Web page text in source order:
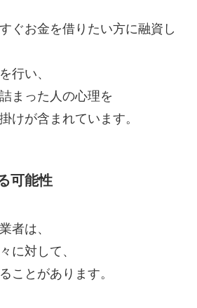
ぐお金を借りたい方に融資し
行い、
まった人の心理を
けが含まれています。
可能性
者は、
に対して、
ことがあります。